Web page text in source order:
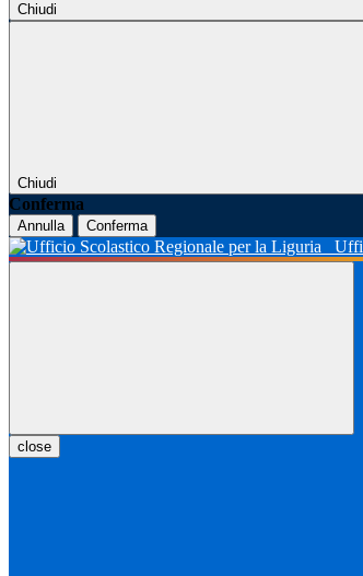
Chiudi
Chiudi
Conferma
Annulla Conferma
close